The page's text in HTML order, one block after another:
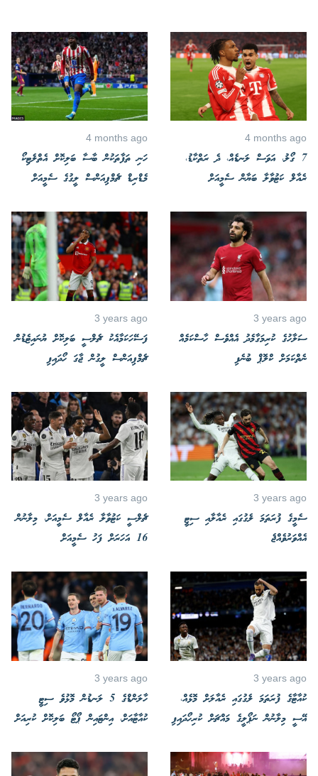
4 months ago
7 ގޯލު، އަވަސް ލަނޑެއް، ދެ ރަތްކާޑު،
ރެއާލް ކަޓުވާލާ ބަޔާން ސެމީއަށް
4 months ago
ހަނި ތަފާތަކުން ބާސާ ބަލިކޮށް އެތްލެޓިކޯ
މެޑްރިޑް ޗެމްޕިއަންސް ލީގުގެ ސެމީއަށް
3 years ago
ސަލާހުގެ ކުރިމަގާމެދު އެއްވެސް ހާސްކަމެއް
ނެތްކަމަށް ކްލޮޕް ބުނެފި
3 years ago
ފަސޭހަކަމާއެކު ޗެލްސީ ބަލިކޮށް ޔުނައިޓެޑުން
ޗެމްޕިއަންސް ލީގުން ޖާގަ ހޯދައިފި
3 years ago
ސެމީގެ ފުރަތަމަ ލެގުގައި ރެއާލާއި ސިޓީ
އެއްވަރުވެއްޖެ
3 years ago
ޗެލްސީ ކަޓުވާލާ ރެއާލް ސެމީއަށް، މިލާނުން
16 އަހަރަށް ފަހު ސެމީއަށް
3 years ago
ކުއާޓާގެ ފުރަތަމަ ލެގުގައި ރެއާލަށް މޮޅެއް،
އޭސީ މިލާނުން ނަޕޯލީގެ މައްޗަށް ކުރިހޯދައިފި
3 years ago
ހާލަންޑްގެ 5 ލަނޑުން މޮޅުވެ ސިޓީ
ކުއާޓާއަށް، އިންޓައިން ޕޯޓޯ ބަލިކޮށް ކުރިއަށް